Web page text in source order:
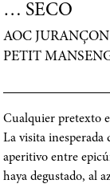
… SECO
AOC
PETIT
Cualquier pretexto
La visita
aperitivo entre
haya degustado, al